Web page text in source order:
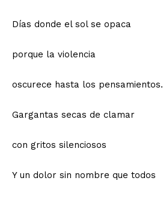
Días donde el sol se opaca
porque la violencia
oscurece hasta los pensamientos.
Gargantas secas de clamar
con gritos silenciosos
Y un dolor sin nombre que todos